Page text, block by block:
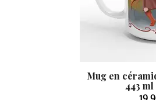
Mug en
443 ml